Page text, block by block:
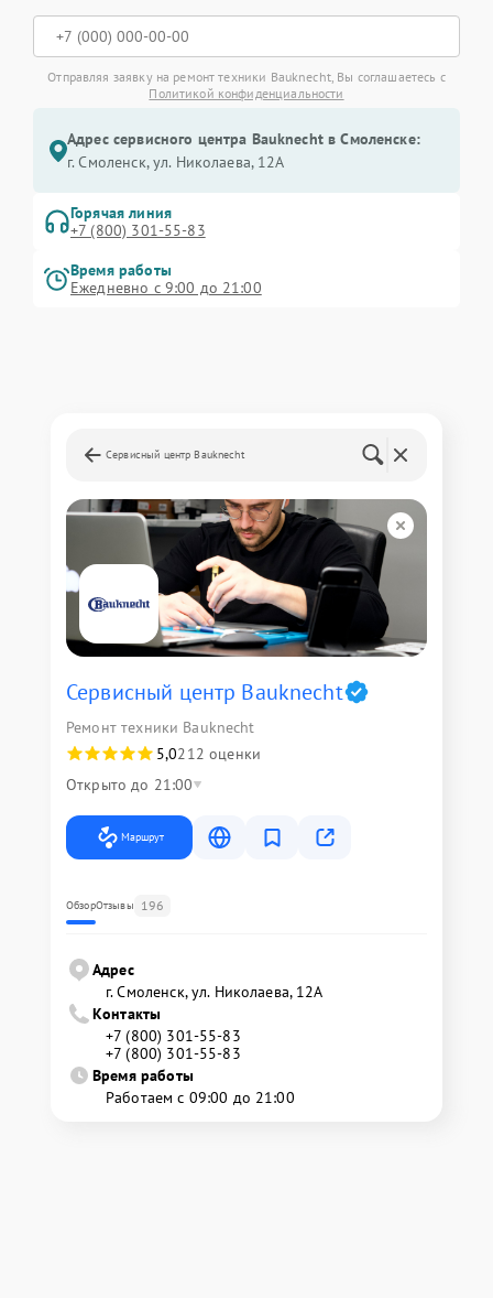
Отправляя заявку на ремонт техники Bauknecht, Вы соглашаетесь с
Политикой конфиденциальности
Адрес сервисного центра Bauknecht в Смоленске:
г. Смоленск, ул. Николаева, 12А
Горячая линия
+7 (800) 301-55-83
Время работы
Ежедневно с 9:00 до 21:00
Сервисный центр Bauknecht
Сервисный центр Bauknecht
Ремонт техники Bauknecht
5,0212 оценки
Открыто до 21:00
Маршрут
ОбзорОтзывы 196
Адрес
г. Смоленск, ул. Николаева, 12А
Контакты
+7 (800) 301-55-83
+7 (800) 301-55-83
Время работы
Работаем с 09:00 до 21:00